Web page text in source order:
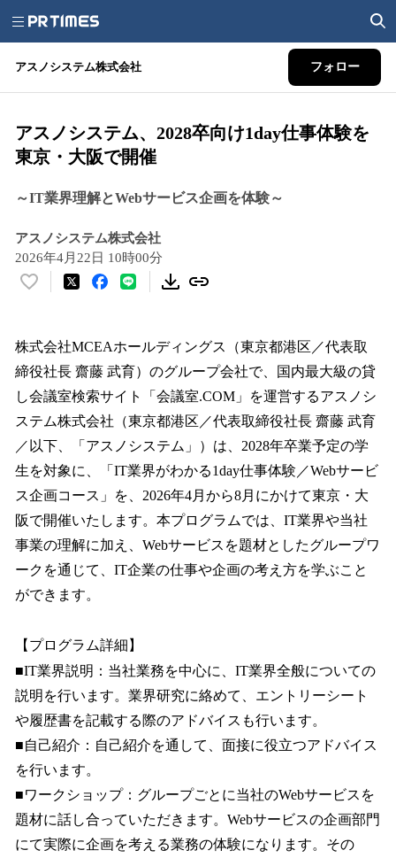
アスノシステム株式会社 フォロー
アスノシステム、2028卒向け1day仕事体験を
東京・大阪で開催
～IT業界理解とWebサービス企画を体験～
アスノシステム株式会社
2026年4月22日 10時00分
い
！
数
を
読
み
込
み
中
で
す
株式会社MCEAホールディングス（東京都港区／代表取
締役社長 齋藤 武育）のグループ会社で、国内最大級の貸
し会議室検索サイト「会議室.COM」を運営するアスノシ
ステム株式会社（東京都港区／代表取締役社長 齋藤 武育
／以下、「アスノシステム」）は、2028年卒業予定の学
生を対象に、「IT業界がわかる1day仕事体験／Webサービ
ス企画コース」を、2026年4月から8月にかけて東京・大
阪で開催いたします。本プログラムでは、IT業界や当社
事業の理解に加え、Webサービスを題材としたグループワ
ークを通じて、IT企業の仕事や企画の考え方を学ぶこと
ができます。
【プログラム詳細】
■IT業界説明：当社業務を中心に、IT業界全般についての
説明を行います。業界研究に絡めて、エントリーシート
や履歴書を記載する際のアドバイスも行います。
■自己紹介：自己紹介を通して、面接に役立つアドバイス
を行います。
■ワークショップ：グループごとに当社のWebサービスを
題材に話し合っていただきます。Webサービスの企画部門
にて実際に企画を考える業務の体験になります。その